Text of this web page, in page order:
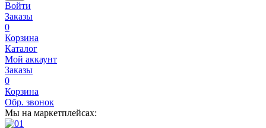
Войти
Заказы
0
Корзина
Каталог
Мой аккаунт
Заказы
0
Корзина
Обр. звонок
Мы на маркетплейсах: